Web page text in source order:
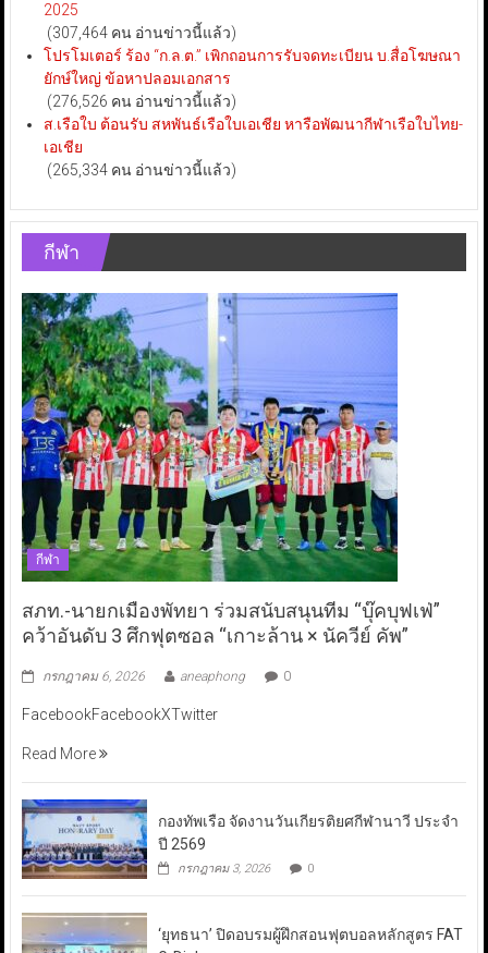
2025
(307,464 คน อ่านข่าวนี้แล้ว)
โปรโมเตอร์ ร้อง “ก.ล.ต.” เพิกถอนการรับจดทะเบียน บ.สื่อโฆษณา
ยักษ์ใหญ่ ข้อหาปลอมเอกสาร
(276,526 คน อ่านข่าวนี้แล้ว)
ส.เรือใบ ต้อนรับ สหพันธ์เรือใบเอเชีย หารือพัฒนากีฬาเรือใบไทย-
เอเชีย
(265,334 คน อ่านข่าวนี้แล้ว)
กีฬา
กีฬา
สภท.-นายกเมืองพัทยา ร่วมสนับสนุนทีม “บุ๊คบุฟเฟ่”
คว้าอันดับ 3 ศึกฟุตซอล “เกาะล้าน × นัควีย์ คัพ”
กรกฎาคม 6, 2026 aneaphong 0
FacebookFacebookXTwitter
Read More
กองทัพเรือ จัดงานวันเกียรติยศกีฬานาวี ประจำ
ปี 2569
กรกฎาคม 3, 2026 0
‘ยุทธนา’ ปิดอบรมผู้ฝึกสอนฟุตบอลหลักสูตร FAT